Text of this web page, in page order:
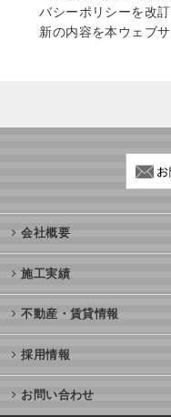
バシーポリシーを改
新の内容を本ウェブ
会社概要
施工実績
不動産・賃貸情報
採用情報
お問い合わせ